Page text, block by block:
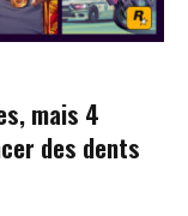
mais 4
des dents